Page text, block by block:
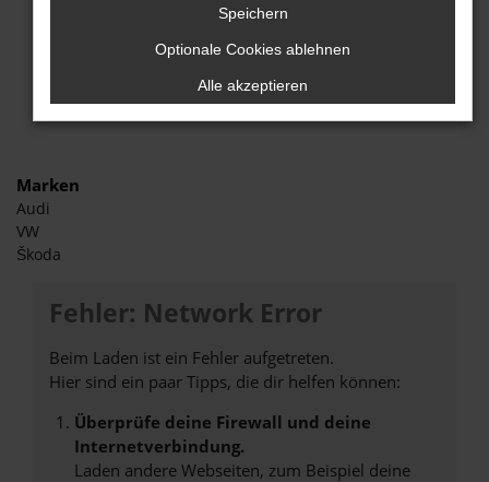
Marken
Audi
VW
Škoda
Fehler: Network Error
Beim Laden ist ein Fehler aufgetreten.
Hier sind ein paar Tipps, die dir helfen können:
Überprüfe deine Firewall und deine
Internetverbindung.
Laden andere Webseiten, zum Beispiel deine
Speichern
Optionale Cookies ablehnen
Alle akzeptieren